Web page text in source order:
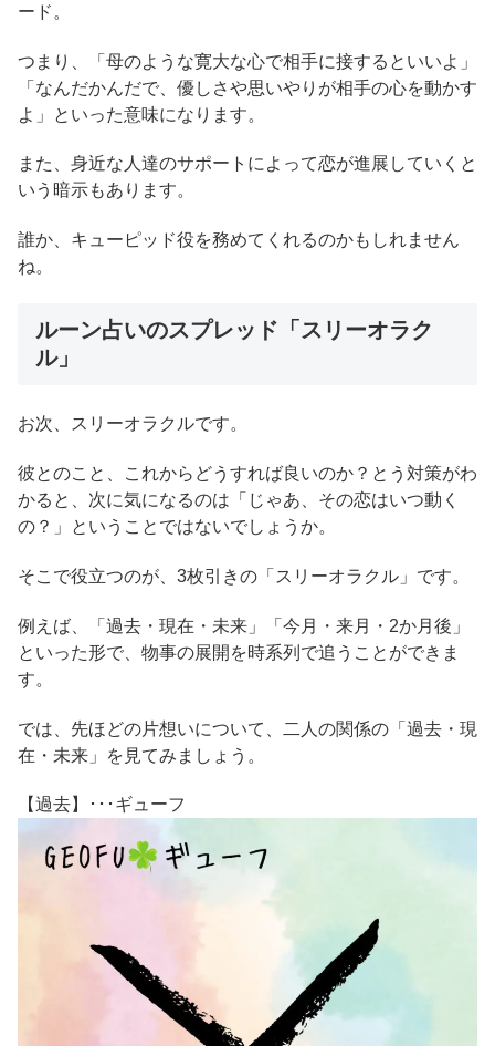
ード。
つまり、「母のような寛大な心で相手に接するといいよ」
「なんだかんだで、優しさや思いやりが相手の心を動かす
よ」といった意味になります。
また、身近な人達のサポートによって恋が進展していくと
いう暗示もあります。
誰か、キューピッド役を務めてくれるのかもしれません
ね。
ルーン占いのスプレッド「スリーオラク
ル」
お次、スリーオラクルです。
彼とのこと、これからどうすれば良いのか？とう対策がわ
かると、次に気になるのは「じゃあ、その恋はいつ動く
の？」ということではないでしょうか。
そこで役立つのが、3枚引きの「スリーオラクル」です。
例えば、「過去・現在・未来」「今月・来月・2か月後」
といった形で、物事の展開を時系列で追うことができま
す。
では、先ほどの片想いについて、二人の関係の「過去・現
在・未来」を見てみましょう。
【過去】･･･ギューフ